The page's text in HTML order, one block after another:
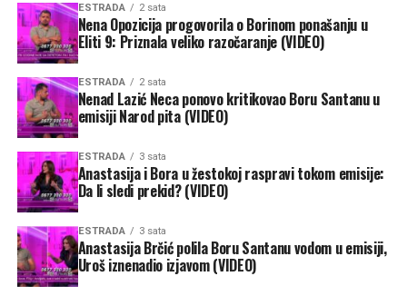
ESTRADA 2 sata
Nena Opozicija progovorila o Borinom ponašanju u
Eliti 9: Priznala veliko razočaranje (VIDEO)
ESTRADA 2 sata
Nenad Lazić Neca ponovo kritikovao Boru Santanu u
emisiji Narod pita (VIDEO)
ESTRADA 3 sata
Anastasija i Bora u žestokoj raspravi tokom emisije:
Da li sledi prekid? (VIDEO)
ESTRADA 3 sata
Anastasija Brčić polila Boru Santanu vodom u emisiji,
Uroš iznenadio izjavom (VIDEO)